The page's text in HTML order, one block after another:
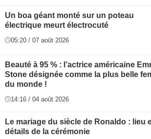
Un boa géant monté sur un poteau
électrique meurt électrocuté
05:20 / 07 août 2026
Beauté à 95 % : l’actrice américaine
Stone désignée comme la plus belle
du monde !
14:16 / 04 août 2026
Le mariage du siècle de Ronaldo : lieu
détails de la cérémonie